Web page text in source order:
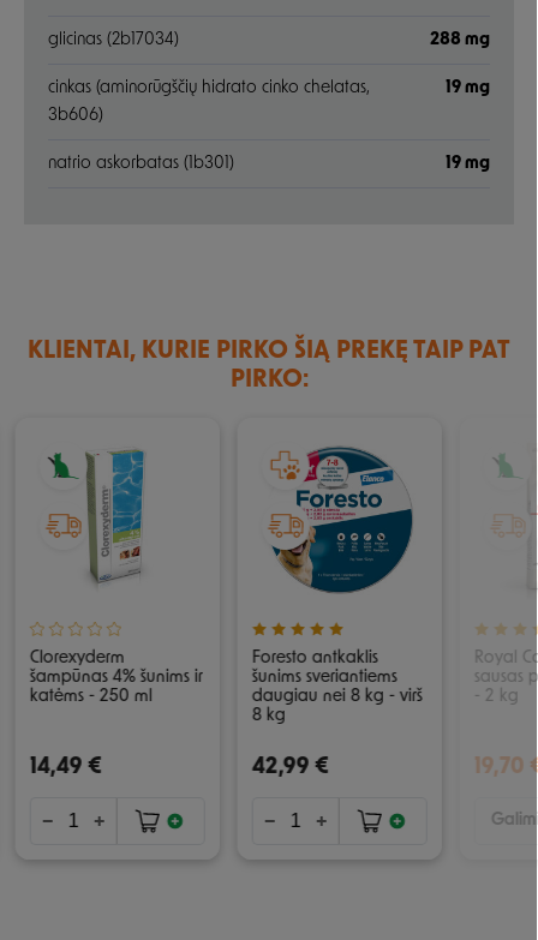
glicinas (2b17034) 288 mg
cinkas (aminorūgščių hidrato cinko chelatas,
3b606)
19 mg
natrio askorbatas (1b301) 19 mg
KLIENTAI, KURIE PIRKO ŠIĄ PREKĘ TAIP PAT
PIRKO:
Clorexyderm
šampūnas 4% šunims ir
katėms - 250 ml
14,49 €
Foresto antkaklis
šunims sveriantiems
daugiau nei 8 kg - virš
8 kg
42,99 €
Royal
sausas
- 2 kg
19,70